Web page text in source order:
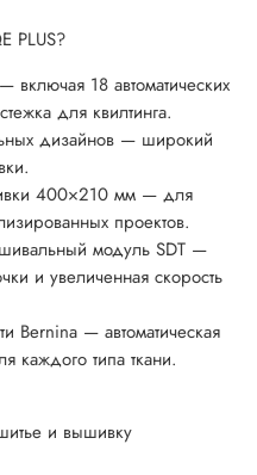
PLUS?
18 автоматических
для квилтинга.
дизайнов — широкий
400×210 мм — для
проектов.
модуль SDT —
и увеличенная скорость
Bernina — автоматическая
каждого типа ткани.
и вышивку